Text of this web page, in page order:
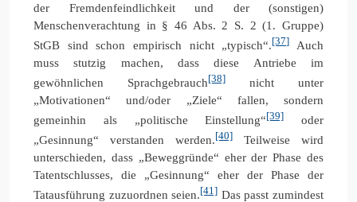
der Fremdenfeindlichkeit und der (sonstigen)
Menschenverachtung in § 46 Abs. 2 S. 2 (1. Gruppe)
StGB sind schon empirisch nicht „typisch“.[37] Auch
muss stutzig machen, dass diese Antriebe im
gewöhnlichen Sprachgebrauch[38] nicht unter
„Motivationen“ und/oder „Ziele“ fallen, sondern
gemeinhin als „politische Einstellung“[39] oder
„Gesinnung“ verstanden werden.[40] Teilweise wird
unterschieden, dass „Beweggründe“ eher der Phase des
Tatentschlusses, die „Gesinnung“ eher der Phase der
Tatausführung zuzuordnen seien.[41] Das passt zumindest